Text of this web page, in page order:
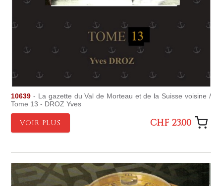
10639 - La gazette du Val de Morteau et de la Suisse voisine /
Tome 13 - DROZ Yves
VOIR PLUS CHF 23.00